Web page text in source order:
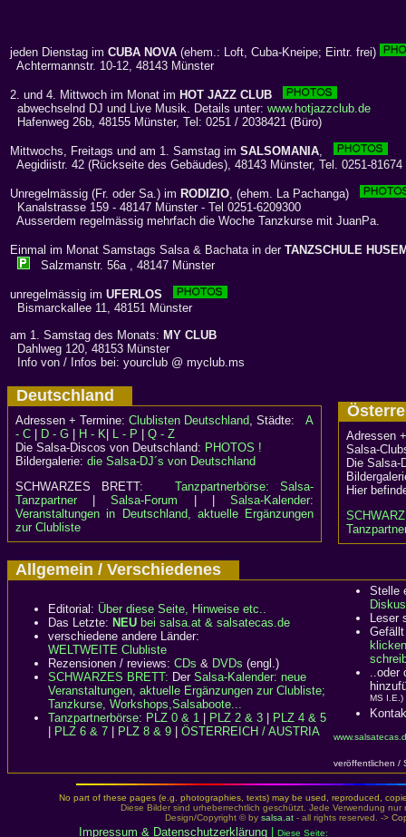
jeden Dienstag im CUBA NOVA (ehem.: Loft, Cuba-Kneipe; Eintr. frei)
Achtermannstr. 10-12, 48143 Münster
2. und 4. Mittwoch im Monat im HOT JAZZ CLUB
abwechselnd DJ und Live Musik. Details unter: www.hotjazzclub.de
Hafenweg 26b, 48155 Münster, Tel: 0251 / 2038421 (Büro)
Mittwochs, Freitags und am 1. Samstag im SALSOMANIA,
Aegidiistr. 42 (Rückseite des Gebäudes), 48143 Münster, Tel. 0251-81674
Unregelmässig (Fr. oder Sa.) im RODIZIO, (ehem. La Pachanga)
Kanalstrasse 159 - 48147 Münster - Tel 0251-6209300
Ausserdem regelmässig mehrfach die Woche Tanzkurse mit JuanPa.
Einmal im Monat Samstags Salsa & Bachata in der TANZSCHULE
Salzmanstr. 56a , 48147 Münster
unregelmässig im UFERLOS
Bismarckallee 11, 48151 Münster
am 1. Samstag des Monats: MY CLUB
Dahlweg 120, 48153 Münster
Info von / Infos bei: yourclub @ myclub.ms
Deutschland
Adressen + Termine: Clublisten Deutschland, Städte: A
- C
D - G H - K L - P
Q - Z
Die Salsa-Discos von Deutschland: PHOTOS !
Bildergalerie: die Salsa-DJ´s von Deutschland
SCHWARZES BRETT:Tanzpartnerbörse: Salsa-
Tanzpartner|Salsa-Forum | |Salsa-Kalender:
Veranstaltungen in Deutschland, aktuelle Ergänzungen
zur Clubliste
Adressen
Salsa-
Die
Hier
Allgemein / Verschiedenes
Editorial: Über diese Seite, Hinweise etc..
Das Letzte: NEU bei salsa.at & salsatecas.de
verschiedene andere Länder:
WELTWEITE Clubliste
Rezensionen / reviews: CDs & DVDs (engl.)
SCHWARZES BRETT: Der Salsa-Kalender: neue
Veranstaltungen, aktuelle Ergänzungen zur Clubliste;
Tanzkurse, Workshops,Salsaboote...
Tanzpartnerbörse: PLZ 0 & 1 PLZ 2 & 3
PLZ 4 & 5
PLZ 6 & 7 PLZ 8 & 9 ÖSTERREICH / AUSTRIA
Stelle
Leser
klicken
..oder
MS I.E.)
veröffentlichen /
No part of these pages (e.g. photographies, texts) may be used, reproduced,
Diese Bilder sind urheberrechtlich geschützt. Jede Verwendung
Design/Copyright © by salsa.at - all rights reserved. ->
Impressum & Datenschutzerklärung|
Diese Seite: